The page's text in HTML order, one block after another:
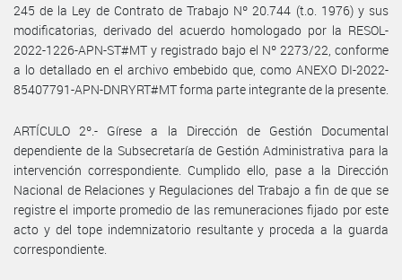
245 de la Ley de Contrato de Trabajo Nº 20.744 (t.o. 1976) y sus
modificatorias, derivado del acuerdo homologado por la RESOL-
2022-1226-APN-ST#MT y registrado bajo el Nº 2273/22, conforme
a lo detallado en el archivo embebido que, como ANEXO DI-2022-
85407791-APN-DNRYRT#MT forma parte integrante de la presente.
ARTÍCULO 2º.- Gírese a la Dirección de Gestión Documental
dependiente de la Subsecretaría de Gestión Administrativa para la
intervención correspondiente. Cumplido ello, pase a la Dirección
Nacional de Relaciones y Regulaciones del Trabajo a fin de que se
registre el importe promedio de las remuneraciones fijado por este
acto y del tope indemnizatorio resultante y proceda a la guarda
correspondiente.